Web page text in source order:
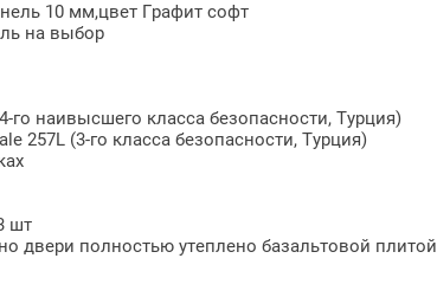
10 мм,цвет Графит софт
на выбор
го наивысшего класса безопасности, Турция)
257L (3-го класса безопасности, Турция)
шт
двери полностью утеплено базальтовой плитой